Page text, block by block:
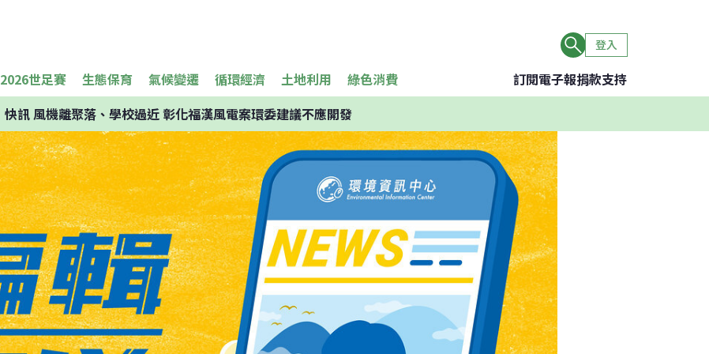
登入
2026世足賽 生態保育 氣候變遷 循環經濟 土地利用 綠色消費 訂閱電子報捐款支持
快訊風機離聚落、學校過近 彰化福漢風電案環委建議不應開發